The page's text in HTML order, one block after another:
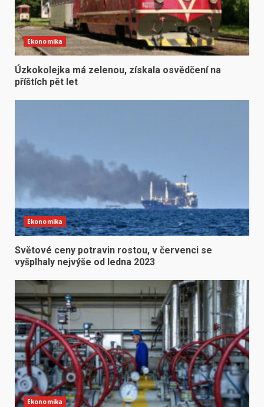
Ekonomika
Úzkokolejka má zelenou, získala osvědčení na
příštích pět let
Ekonomika
Světové ceny potravin rostou, v červenci se
vyšplhaly nejvýše od ledna 2023
Ekonomika